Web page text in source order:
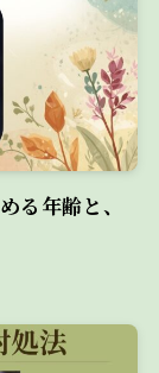
る年齢と、